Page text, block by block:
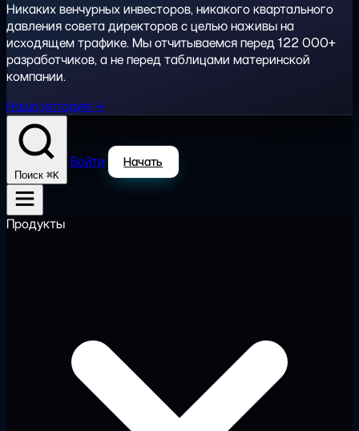
Никаких венчурных инвесторов, никакого квартального
давления совета директоров с целью наживы на
исходящем трафике. Мы отчитываемся перед 122 000+
разработчиков, а не перед таблицами материнской
компании.
Наша история →
Поиск ⌘K
Войти Начать
Продукты